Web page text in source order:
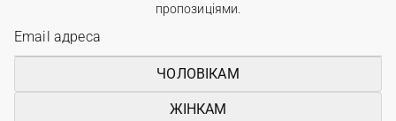
пропозиціями.
ЧОЛОВІКАМ
ЖІНКАМ